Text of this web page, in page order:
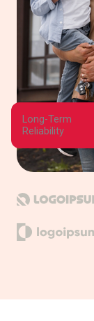
Long-Term
Reliability